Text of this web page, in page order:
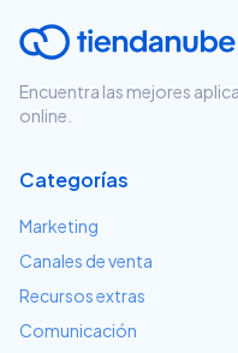
Encuentra las mejores
online.
Categorías
Marketing
Canales de venta
Recursos extras
Comunicación